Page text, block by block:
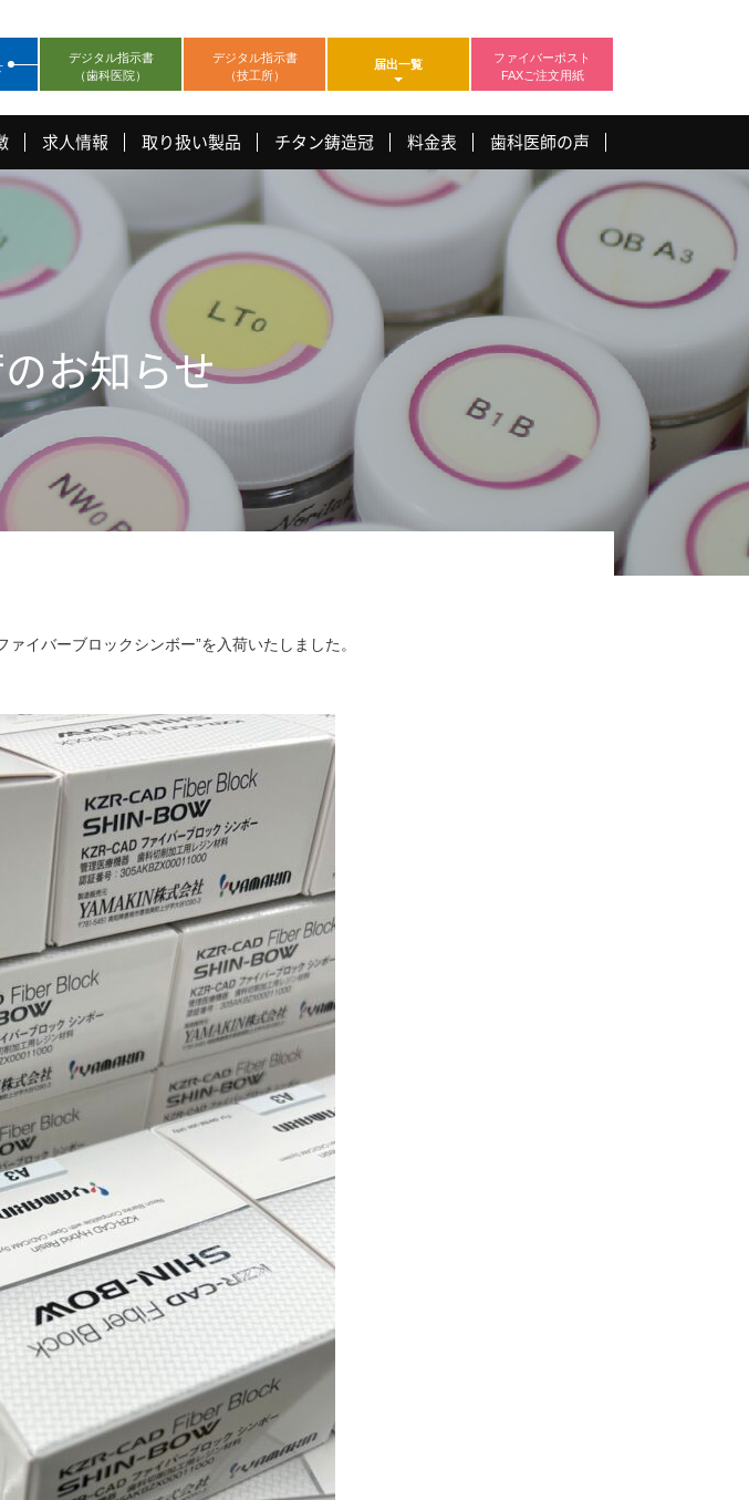
デジタル指示書
（歯科医院）
デジタル指示書
（技工所）
届出一覧
ファイバーポスト
FAXご注文用紙
求人情報 取り扱い製品 チタン鋳造冠 料金表 歯科医師の声
お知らせ
イバーブロックシンボー”を入荷いたしました。